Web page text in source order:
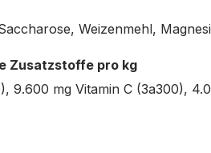
Weizenmehl,
Zusatzstoffe pro kg
9.600 mg Vitamin C (3a300),